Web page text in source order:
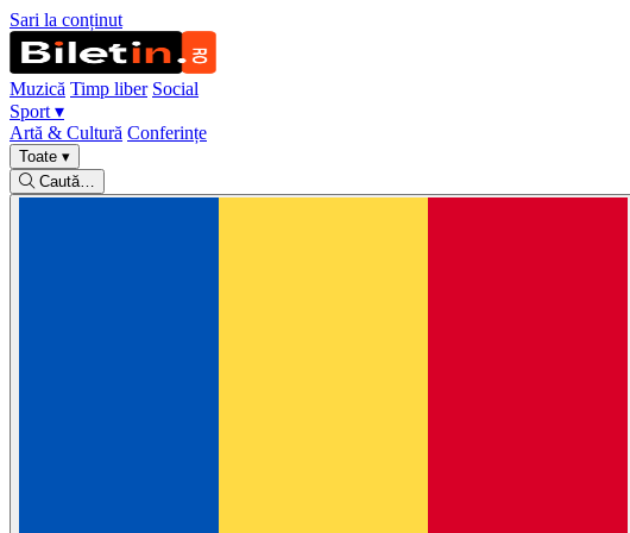
Sari la conținut
Muzică Timp liber Social
Sport ▾
Artă & Cultură Conferințe
Toate ▾
Caută…